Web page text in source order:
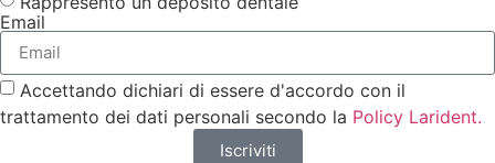
Email
Accettando dichiari di essere d'accordo con il
trattamento dei dati personali secondo la Policy Larident.
Iscriviti